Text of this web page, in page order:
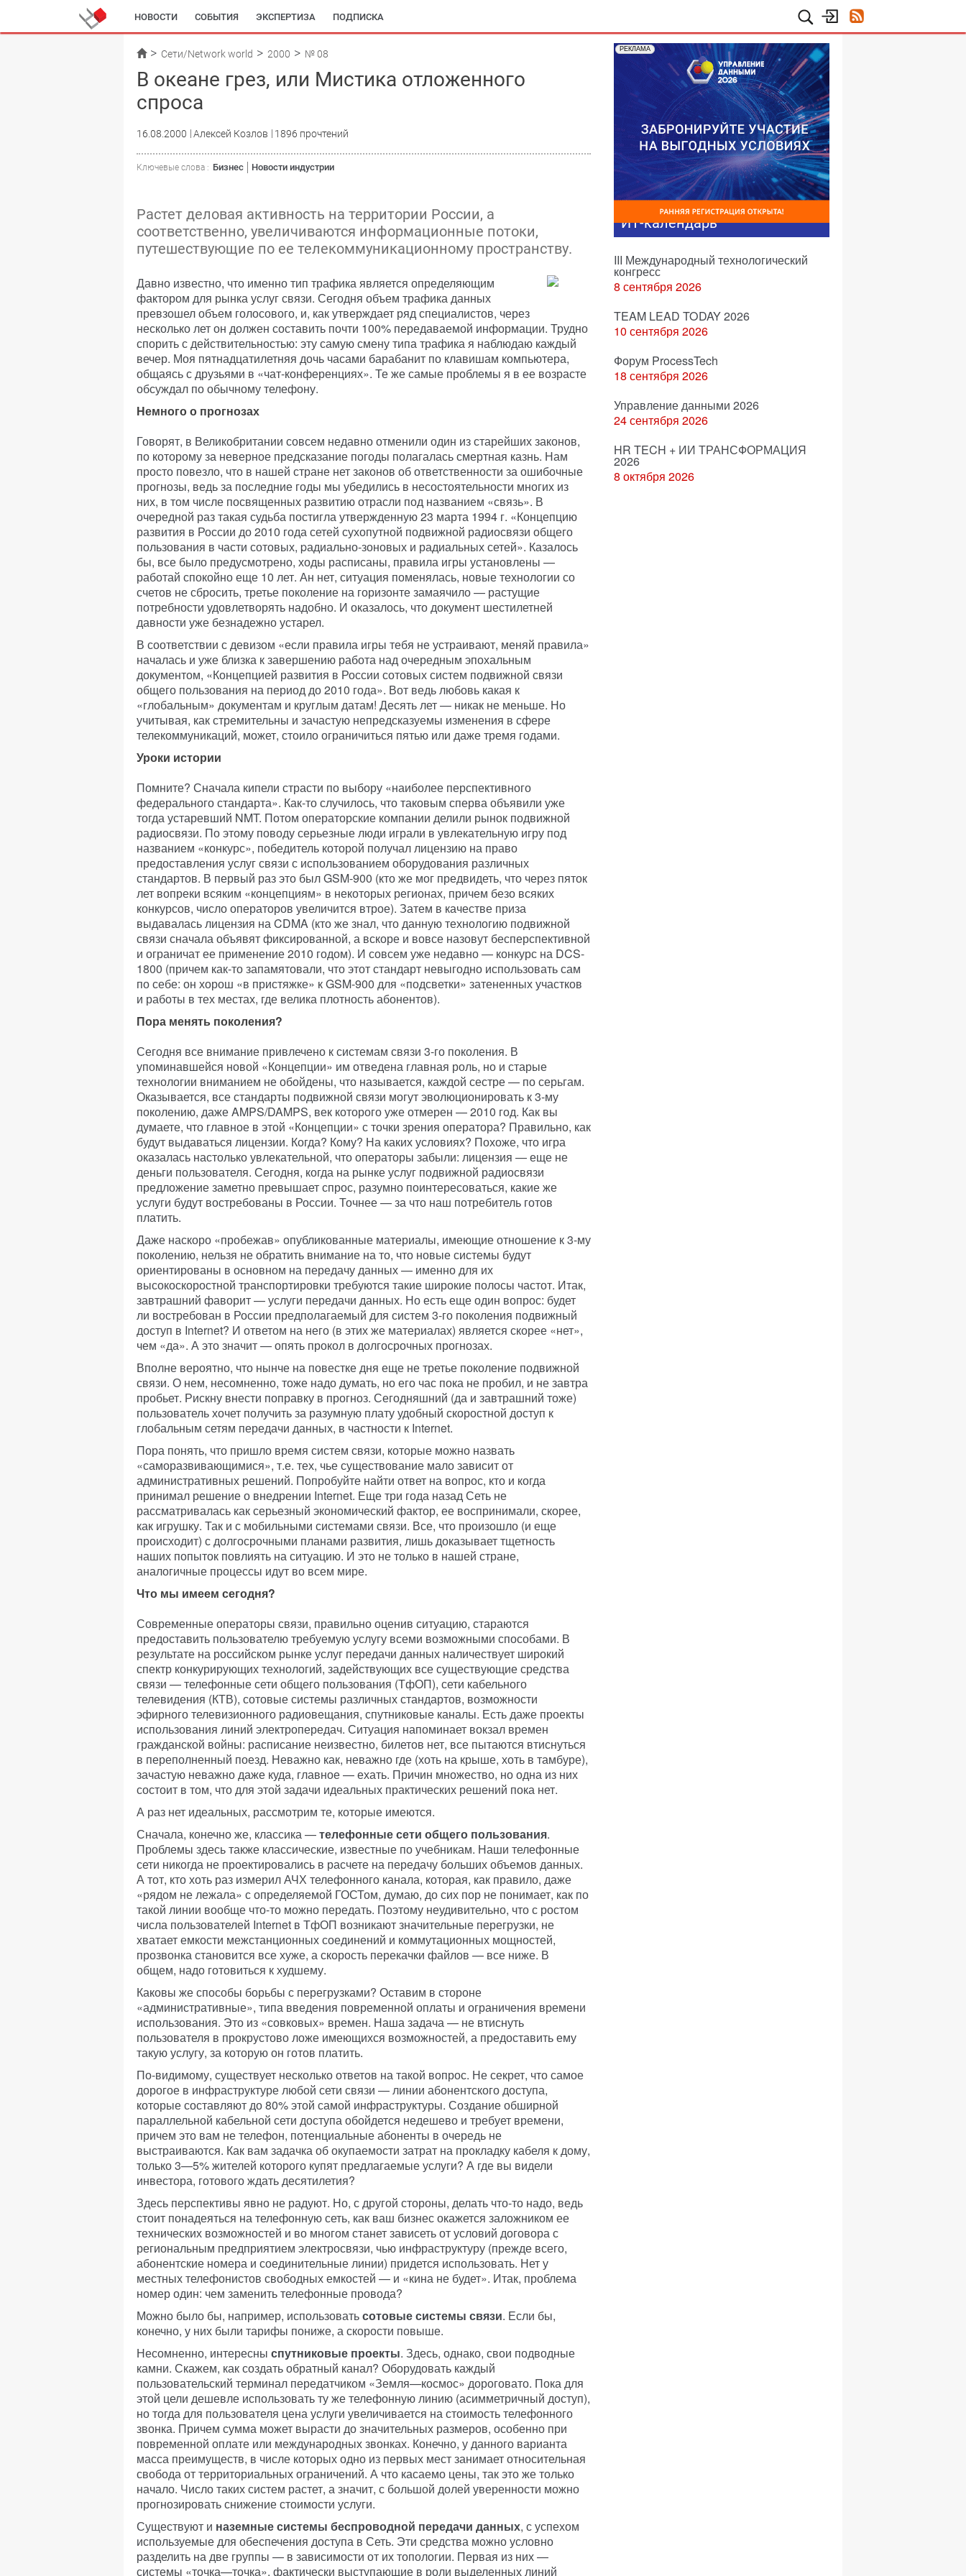
НОВОСТИ СОБЫТИЯ ЭКСПЕРТИЗА ПОДПИСКА
Сети/Network world 2000 № 08
В океане грез, или Мистика отложенного
спроса
16.08.2000 Алексей Козлов 1896 прочтений
Ключевые слова : Бизнес Новости индустрии
Растет деловая активность на территории России, а
соответственно, увеличиваются информационные потоки,
путешествующие по ее телекоммуникационному пространству.
Давно известно, что именно тип трафика является определяющим
фактором для рынка услуг связи. Сегодня объем трафика данных
превзошел объем голосового, и, как утверждает ряд специалистов, через
несколько лет он должен составить почти 100% передаваемой информации. Трудно
спорить с действительностью: эту самую смену типа трафика я наблюдаю каждый
вечер. Моя пятнадцатилетняя дочь часами барабанит по клавишам компьютера,
общаясь с друзьями в «чат-конференциях». Те же самые проблемы я в ее возрасте
обсуждал по обычному телефону.
Немного о прогнозах
Говорят, в Великобритании совсем недавно отменили один из старейших законов,
по которому за неверное предсказание погоды полагалась смертная казнь. Нам
просто повезло, что в нашей стране нет законов об ответственности за ошибочные
прогнозы, ведь за последние годы мы убедились в несостоятельности многих из
них, в том числе посвященных развитию отрасли под названием «связь». В
очередной раз такая судьба постигла утвержденную 23 марта 1994 г. «Концепцию
развития в России до 2010 года сетей сухопутной подвижной радиосвязи общего
пользования в части сотовых, pадиально-зоновых и радиальных сетей». Казалось
бы, все было предусмотрено, ходы расписаны, правила игры установлены —
работай спокойно еще 10 лет. Ан нет, ситуация поменялась, новые технологии со
счетов не сбросить, третье поколение на горизонте замаячило — растущие
потребности удовлетворять надобно. И оказалось, что документ шестилетней
давности уже безнадежно устарел.
В соответствии с девизом «если правила игры тебя не устраивают, меняй правила»
началась и уже близка к завершению работа над очередным эпохальным
документом, «Концепцией развития в России сотовых систем подвижной связи
общего пользования на период до 2010 года». Вот ведь любовь какая к
«глобальным» документам и круглым датам! Десять лет — никак не меньше. Но
учитывая, как стремительны и зачастую непредсказуемы изменения в сфере
телекоммуникаций, может, стоило ограничиться пятью или даже тремя годами.
Уроки истории
Помните? Сначала кипели страсти по выбору «наиболее перспективного
федерального стандарта». Как-то случилось, что таковым сперва объявили уже
тогда устаревший NMT. Потом операторские компании делили рынок подвижной
радиосвязи. По этому поводу серьезные люди играли в увлекательную игру под
названием «конкурс», победитель которой получал лицензию на право
предоставления услуг связи с использованием оборудования различных
стандартов. В первый раз это был GSM-900 (кто же мог предвидеть, что через пяток
лет вопреки всяким «концепциям» в некоторых регионах, причем безо всяких
конкурсов, число операторов увеличится втрое). Затем в качестве приза
выдавалась лицензия на CDMA (кто же знал, что данную технологию подвижной
связи сначала объявят фиксированной, а вскоре и вовсе назовут бесперспективной
и ограничат ее применение 2010 годом). И совсем уже недавно — конкурс на DCS-
1800 (причем как-то запамятовали, что этот стандарт невыгодно использовать сам
по себе: он хорош «в пристяжке» к GSM-900 для «подсветки» затененных участков
и работы в тех местах, где велика плотность абонентов).
Пора менять поколения?
Сегодня все внимание привлечено к системам связи 3-го поколения. В
упоминавшейся новой «Концепции» им отведена главная роль, но и старые
технологии вниманием не обойдены, что называется, каждой сестре — по серьгам.
Оказывается, все стандарты подвижной связи могут эволюционировать к 3-му
поколению, даже AMPS/DAMPS, век которого уже отмерен — 2010 год. Как вы
думаете, что главное в этой «Концепции» с точки зрения оператора? Правильно, как
будут выдаваться лицензии. Когда? Кому? На каких условиях? Похоже, что игра
оказалась настолько увлекательной, что операторы забыли: лицензия — еще не
деньги пользователя. Сегодня, когда на рынке услуг подвижной радиосвязи
предложение заметно превышает спрос, разумно поинтересоваться, какие же
услуги будут востребованы в России. Точнее — за что наш потребитель готов
платить.
Даже наскоро «пробежав» опубликованные материалы, имеющие отношение к 3-му
поколению, нельзя не обратить внимание на то, что новые системы будут
ориентированы в основном на передачу данных — именно для их
высокоскоростной транспортировки требуются такие широкие полосы частот. Итак,
завтрашний фаворит — услуги передачи данных. Но есть еще один вопрос: будет
ли востребован в России предполагаемый для систем 3-го поколения подвижный
доступ в Internet? И ответом на него (в этих же материалах) является скорее «нет»,
чем «да». А это значит — опять прокол в долгосрочных прогнозах.
Вполне вероятно, что нынче на повестке дня еще не третье поколение подвижной
связи. О нем, несомненно, тоже надо думать, но его час пока не пробил, и не завтра
пробьет. Рискну внести поправку в прогноз. Сегодняшний (да и завтрашний тоже)
пользователь хочет получить за разумную плату удобный скоростной доступ к
глобальным сетям передачи данных, в частности к Internet.
Пора понять, что пришло время систем связи, которые можно назвать
«саморазвивающимися», т.е. тех, чье существование мало зависит от
административных решений. Попробуйте найти ответ на вопрос, кто и когда
принимал решение о внедрении Internet. Еще три года назад Сеть не
рассматривалась как серьезный экономический фактор, ее воспринимали, скорее,
как игрушку. Так и с мобильными системами связи. Все, что произошло (и еще
происходит) с долгосрочными планами развития, лишь доказывает тщетность
наших попыток повлиять на ситуацию. И это не только в нашей стране,
аналогичные процессы идут во всем мире.
Что мы имеем сегодня?
Современные операторы связи, правильно оценив ситуацию, стараются
предоставить пользователю требуемую услугу всеми возможными способами. В
результате на российском рынке услуг передачи данных наличествует широкий
спектр конкурирующих технологий, задействующих все существующие средства
связи — телефонные сети общего пользования (ТфОП), сети кабельного
телевидения (КТВ), сотовые системы различных стандартов, возможности
эфирного телевизионного радиовещания, спутниковые каналы. Есть даже проекты
использования линий электропередач. Ситуация напоминает вокзал времен
гражданской войны: расписание неизвестно, билетов нет, все пытаются втиснуться
в переполненный поезд. Неважно как, неважно где (хоть на крыше, хоть в тамбуре),
зачастую неважно даже куда, главное — ехать. Причин множество, но одна из них
состоит в том, что для этой задачи идеальных практических решений пока нет.
А раз нет идеальных, рассмотрим те, которые имеются.
Сначала, конечно же, классика —телефонные сети общего пользования.
Проблемы здесь также классические, известные по учебникам. Наши телефонные
сети никогда не проектировались в расчете на передачу больших объемов данных.
А тот, кто хоть раз измерил АЧХ телефонного канала, которая, как правило, даже
«рядом не лежала» с определяемой ГОСТом, думаю, до сих пор не понимает, как по
такой линии вообще что-то можно передать. Поэтому неудивительно, что с ростом
числа пользователей Internet в ТфОП возникают значительные перегрузки, не
хватает емкости межстанционных соединений и коммутационных мощностей,
прозвонка становится все хуже, а скорость перекачки файлов — все ниже. В
общем, надо готовиться к худшему.
Каковы же способы борьбы с перегрузками? Оставим в стороне
«административные», типа введения повременной оплаты и ограничения времени
использования. Это из «совковых» времен. Наша задача — не втиснуть
пользователя в прокрустово ложе имеющихся возможностей, а предоставить ему
такую услугу, за которую он готов платить.
По-видимому, существует несколько ответов на такой вопрос. Не секрет, что самое
дорогое в инфраструктуре любой сети связи — линии абонентского доступа,
которые составляют до 80% этой самой инфраструктуры. Создание обширной
параллельной кабельной сети доступа обойдется недешево и требует времени,
причем это вам не телефон, потенциальные абоненты в очередь не
выстраиваются. Как вам задачка об окупаемости затрат на прокладку кабеля к дому,
только 3—5% жителей которого купят предлагаемые услуги? А где вы видели
инвестора, готового ждать десятилетия?
Здесь перспективы явно не радуют. Но, с другой стороны, делать что-то надо, ведь
стоит понадеяться на телефонную сеть, как ваш бизнес окажется заложником ее
технических возможностей и во многом станет зависеть от условий договора с
региональным предприятием электросвязи, чью инфраструктуру (прежде всего,
абонентские номера и соединительные линии) придется использовать. Нет у
местных телефонистов свободных емкостей — и «кина не будет». Итак, проблема
номер один: чем заменить телефонные провода?
Можно было бы, например, использоватьсотовые системы связи. Если бы,
конечно, у них были тарифы пониже, а скорости повыше.
Несомненно, интересны спутниковые проекты. Здесь, однако, свои подводные
камни. Скажем, как создать обратный канал? Оборудовать каждый
пользовательский терминал передатчиком «Земля—космос» дороговато. Пока для
этой цели дешевле использовать ту же телефонную линию (асимметричный доступ),
но тогда для пользователя цена услуги увеличивается на стоимость телефонного
звонка. Причем сумма может вырасти до значительных размеров, особенно при
повременной оплате или международных звонках. Конечно, у данного варианта
масса преимуществ, в числе которых одно из первых мест занимает относительная
свобода от территориальных ограничений. А что касаемо цены, так это же только
начало. Число таких систем растет, а значит, с большой долей уверенности можно
прогнозировать снижение стоимости услуги.
Существуют и наземные системы беспроводной передачи данных, с успехом
используемые для обеспечения доступа в Сеть. Эти средства можно условно
разделить на две группы — в зависимости от их топологии. Первая из них —
системы «точка—точка», фактически выступающие в роли выделенных линий
РЕКЛАМА
ИТ-календарь
III Международный технологический
конгресс
8 сентября 2026
TEAM LEAD TODAY 2026
10 сентября 2026
Форум ProcessTech
18 сентября 2026
Управление данными 2026
24 сентября 2026
HR TECH + ИИ ТРАНСФОРМАЦИЯ
2026
8 октября 2026